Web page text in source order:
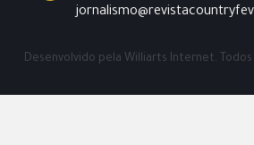
Desenvolvido pela Williarts Internet.